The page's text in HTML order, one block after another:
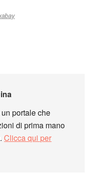
portale che
di prima mano
Clicca qui per